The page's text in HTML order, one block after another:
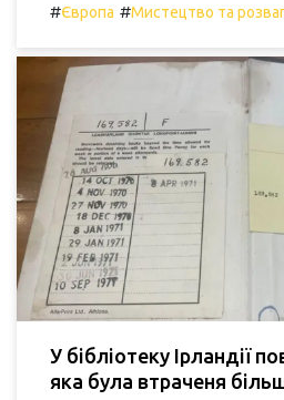
#Європа #Мистецтво та
У бібліотеку Ірландії
яка була втраченя